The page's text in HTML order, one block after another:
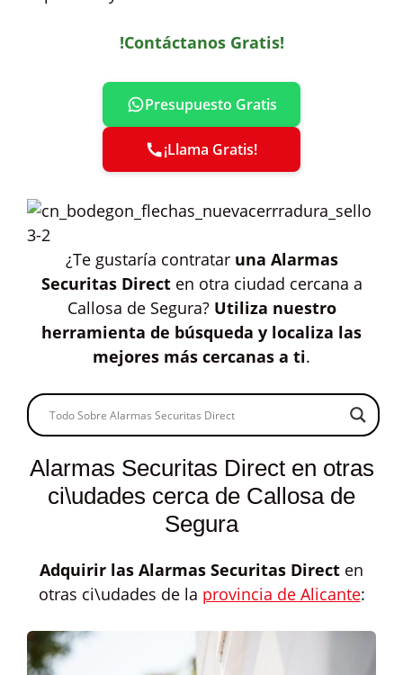
!Contáctanos Gratis!
Presupuesto Gratis
¡Llama Gratis!
¿Te gustaría contratar una Alarmas
Securitas Directen otra ciudad cercana a
Callosa de Segura? Utiliza nuestro
herramienta de búsqueda y localiza las
mejores más cercanas a ti.
Alarmas Securitas Direct en otras
ci\udades cerca de Callosa de
Segura
Adquirir las Alarmas Securitas Direct en
otras ci\udades de la provincia de Alicante: